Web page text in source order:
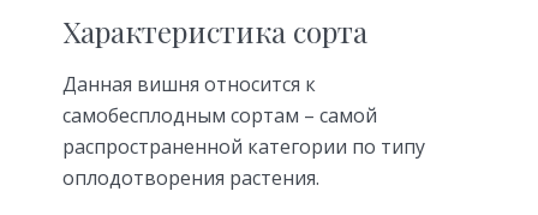
Характеристика сорта
Данная вишня относится к
самобесплодным сортам – самой
распространенной категории по типу
оплодотворения растения.